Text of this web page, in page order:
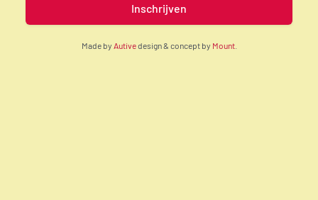
Made by Autivedesign & concept by Mount.